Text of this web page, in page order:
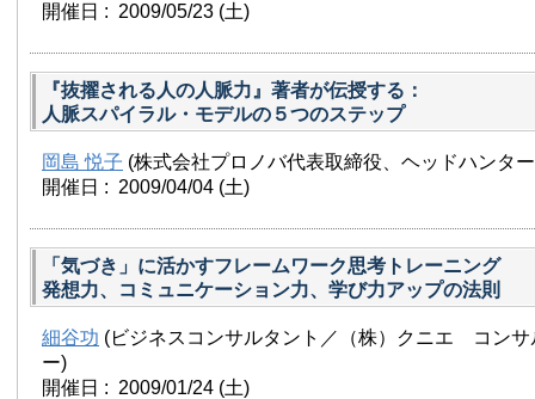
開催日 : 2009/05/23 (土)
『抜擢される人の人脈力』著者が伝授する：
人脈スパイラル・モデルの５つのステップ
岡島 悦子 (株式会社プロノバ代表取締役、ヘッドハンタ
開催日 : 2009/04/04 (土)
「気づき」に活かすフレームワーク思考トレーニング
発想力、コミュニケーション力、学び力アップの法則
細谷功 (ビジネスコンサルタント／（株）クニエ コンサ
ー)
開催日 : 2009/01/24 (土)